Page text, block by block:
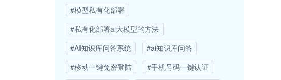
#模型私有化部署
#私有化部署ai大模型的方法
#AI知识库问答系统
#ai知识库问答
#移动一键免密登陆
#手机号码一键认证